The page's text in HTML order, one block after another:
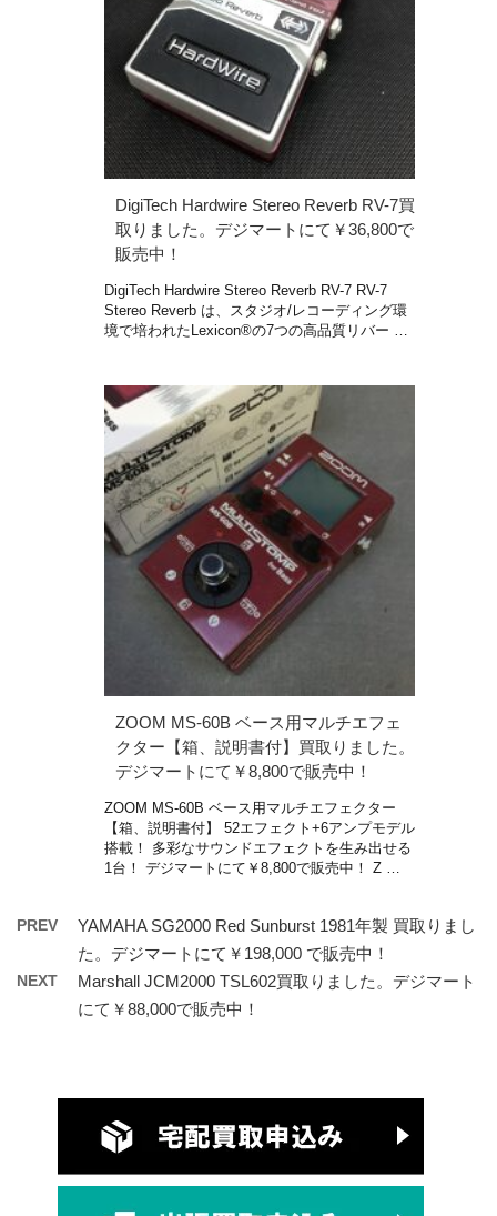
DigiTech Hardwire Stereo Reverb RV-7買
取りました。デジマートにて￥36,800で
販売中！
DigiTech Hardwire Stereo Reverb RV-7 RV-7
Stereo Reverb は、スタジオ/レコーディング環
境で培われたLexicon®の7つの高品質リバー …
ZOOM MS-60B ベース用マルチエフェ
クター【箱、説明書付】買取りました。
デジマートにて￥8,800で販売中！
ZOOM MS-60B ベース用マルチエフェクター
【箱、説明書付】 52エフェクト+6アンプモデル
搭載！ 多彩なサウンドエフェクトを生み出せる
1台！ デジマートにて￥8,800で販売中！ Z …
PREV
YAMAHA SG2000 Red Sunburst 1981年製 買取りまし
た。デジマートにて￥198,000 で販売中！
NEXT
Marshall JCM2000 TSL602買取りました。デジマート
にて￥88,000で販売中！